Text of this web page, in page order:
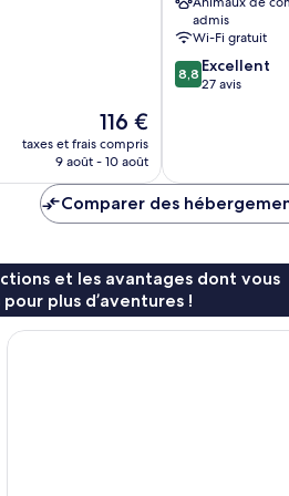
Le
nouveau
prix
de
116 €
116 €
taxes et frais compris
9 août - 10 août
admis
Wi-Fi gratuit
8.8
sur
8,8 Excellent
27 avis
Comparer des
et les avantages dont vous
plus d’aventures !